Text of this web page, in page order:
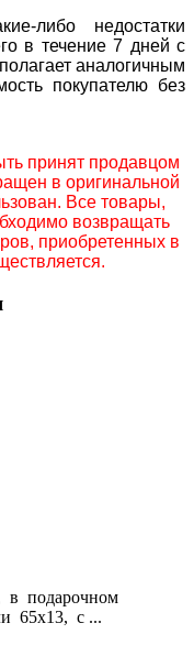
либо недостатки
в течение 7 дней с
аналогичным
покупателю без
принят продавцом
в оригинальной
Все товары,
возвращать
приобретенных в
в подарочном
65х13, с ...